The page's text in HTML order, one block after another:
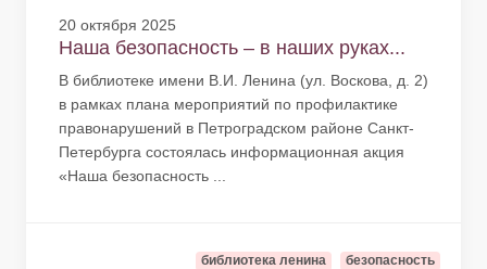
20 октября 2025
Наша безопасность – в наших руках...
В библиотеке имени В.И. Ленина (ул. Воскова, д. 2)
в рамках плана мероприятий по профилактике
правонарушений в Петроградском районе Санкт-
Петербурга состоялась информационная акция
«Наша безопасность ...
библиотека ленина безопасность